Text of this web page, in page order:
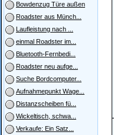
Bowdenzug Türe außen
Roadster aus Münch...
Laufleistung nach ...
einmal Roadster im...
Bluetooth-Fernbedi...
Roadster neu aufge...
Suche Bordcomputer...
Aufnahmepunkt Wage...
Distanzscheiben fü...
Wickeltisch, schwa...
Verkaufe: Ein Satz...